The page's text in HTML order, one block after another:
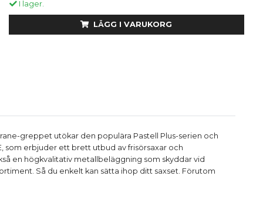
I lager.
LÄGG I VARUKORG
greppet utökar den populära Pastell Plus-serien och
som erbjuder ett brett utbud av frisörsaxar och
en högkvalitativ metallbeläggning som skyddar vid
Så du enkelt kan sätta ihop ditt saxset. Förutom